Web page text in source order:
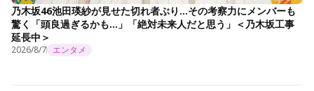
乃木坂46池田瑛紗が見せた切れ者ぶり…その考察力にメンバーも
驚く「頭良過ぎるかも…」「絶対未来人だと思う」＜乃木坂工事
延長中＞
2026/8/7 エンタメ